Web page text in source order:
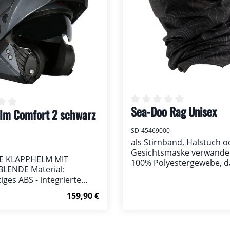
Sweaters ein und bietet
und robuste Flexibilität
Adrenalinjunkie.
Bewertung von 0 von 5 Sternen
Comfort 2 schwarz
KLAPPHELM MIT
Material:
ABS - integrierte
- hochwertige
mit UV-Schutz - schnell
Regulärer Preis:
159,90 €
Durchschnittliche
Sea-Doo Rag Unisex
SD-45469000
als Stirnband, Halstuch
Gesichtsmaske
100% Polyestergewebe,
atmungsaktiv auf der